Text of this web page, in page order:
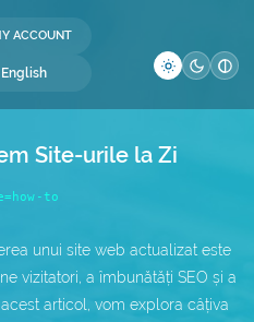
ACCOUNT
English
Site-urile la Zi
to
unui site web actualizat este
vizitatori, a îmbunătăți SEO și a
articol, vom explora câțiva